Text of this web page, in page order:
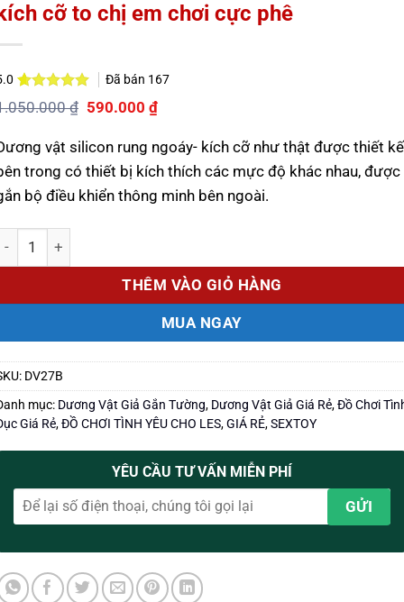
cỡ to chị em chơi cực phê
5.0 trên 5
dựa trên
1
Đã bán 167
₫ Giá
là:
1.050.000 ₫.
590.000₫Giá
là:
590.000 ₫.
vật silicon rung ngoáy- kích cỡ như thật được thiết kế
trong có thiết bị kích thích các mực độ khác nhau, được
bộ điều khiển thông minh bên ngoài.
lượng
THÊM VÀO GIỎ HÀNG
MUA NGAY
DV27B
mục: Dương Vật Giả Gắn Tường, Dương Vật Giả Giá Rẻ,Đồ Chơi
Giá Rẻ,ĐỒ CHƠI TÌNH YÊU CHO LES,GIÁ RẺ,SEXTOY
YÊU CẦU TƯ VẤN MIỄN PHÍ